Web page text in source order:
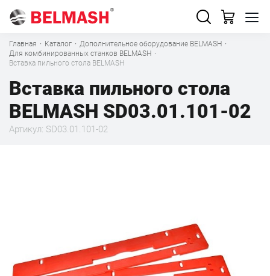
Главная · Каталог · Дополнительное оборудование BELMASH ·
Для комбинированных станков BELMASH ·
Вставка пильного стола BELMASH
Вставка пильного стола
BELMASH SD03.01.101-02
Артикул: SD03.01.101-02